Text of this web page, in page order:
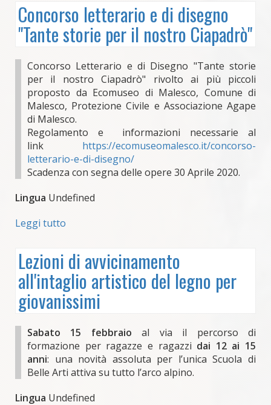
Concorso letterario e di disegno
"Tante storie per il nostro Ciapadrò"
Concorso Letterario e di Disegno "Tante storie
per il nostro Ciapadrò" rivolto ai più piccoli
proposto da Ecomuseo di Malesco, Comune di
Malesco, Protezione Civile e Associazione Agape
di Malesco.
Regolamento e informazioni necessarie al
link https://ecomuseomalesco.it/concorso-
letterario-e-di-disegno/
Scadenza con segna delle opere 30 Aprile 2020.
Lingua Undefined
Leggi tutto
e
di
disegno
"Tante
per
il
nostro
Ciapadrò"
Lezioni di avvicinamento
all'intaglio artistico del legno per
giovanissimi
Sabato 15 febbraio al via il percorso di
formazione per ragazze e ragazzi dai 12 ai 15
anni: una novità assoluta per l’unica Scuola di
Belle Arti attiva su tutto l’arco alpino.
Lingua Undefined